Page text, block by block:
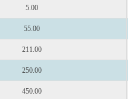
5.00
55.00
211.00
250.00
450.00